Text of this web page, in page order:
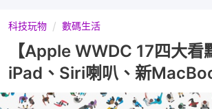
科技玩物 數碼生活
【Apple WWDC 17四大看
iPad、Siri喇叭、新